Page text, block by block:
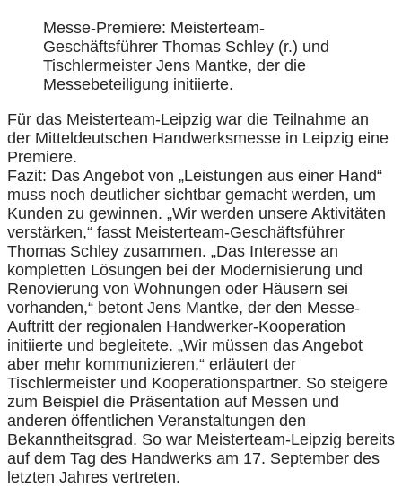
Messe-Premiere: Meisterteam-
Geschäftsführer Thomas Schley (r.) und
Tischlermeister Jens Mantke, der die
Messebeteiligung initiierte.
Für das Meisterteam-Leipzig war die Teilnahme an
der Mitteldeutschen Handwerksmesse in Leipzig eine
Premiere.
Fazit: Das Angebot von „Leistungen aus einer Hand“
muss noch deutlicher sichtbar gemacht werden, um
Kunden zu gewinnen. „Wir werden unsere Aktivitäten
verstärken,“ fasst Meisterteam-Geschäftsführer
Thomas Schley zusammen. „Das Interesse an
kompletten Lösungen bei der Modernisierung und
Renovierung von Wohnungen oder Häusern sei
vorhanden,“ betont Jens Mantke, der den Messe-
Auftritt der regionalen Handwerker-Kooperation
initiierte und begleitete. „Wir müssen das Angebot
aber mehr kommunizieren,“ erläutert der
Tischlermeister und Kooperationspartner. So steigere
zum Beispiel die Präsentation auf Messen und
anderen öffentlichen Veranstaltungen den
Bekanntheitsgrad. So war Meisterteam-Leipzig bereits
auf dem Tag des Handwerks am 17. September des
letzten Jahres vertreten.